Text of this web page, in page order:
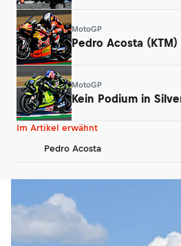
MotoGP
Pedro Acosta
MotoGP
Kein Podium in
Im Artikel erwähnt
Pedro Acosta